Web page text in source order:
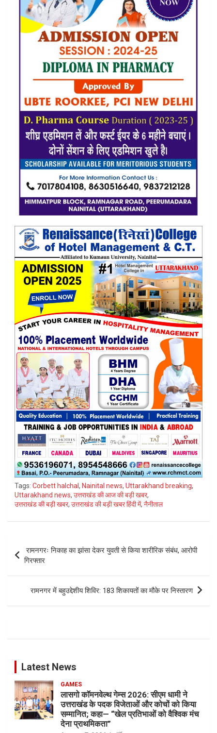
Tags: Corbett halchal , Nainital news, Uttarakhand breaking,
Uttarakhand news, उत्तराखंड की आज की बड़ी खबर,
उत्तराखंड की बड़ी खबर, उत्तराखंड की बड़ी खबर हिंदी में, नैनीताल
navigation
रामनगरः निकाह का झांसा देकर युवती से किया शारीरिक संबंध, आरोपी
गिरफ्तार
रामनगर में बहुउद्देशीय शिविर: 183 शिकायतों का मौके पर निस्तारण
Latest News
GAMES
लासगो कॉमनवेल्थ गेम्स 2026: सीएम धामी ने
उत्तराखंड के पदक विजेताओं और कोचों को किया
सम्मानित; कहा— “खेल प्रतिभाओं को वैश्विक मंच
देना प्राथमिकता”